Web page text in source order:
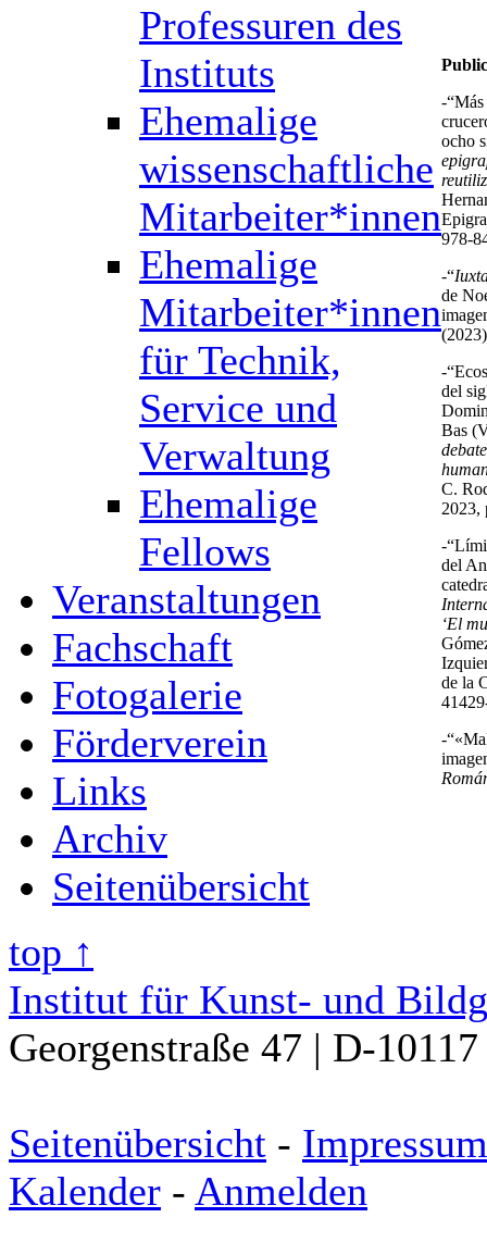
Professuren des
Instituts
Ehemalige
wissenschaftliche
Mitarbeiter*innen
Ehemalige
Mitarbeiter*innen
für Technik,
Service und
Verwaltung
Ehemalige
Fellows
Veranstaltungen
Fachschaft
Fotogalerie
Förderverein
Links
Archiv
Seitenübersicht
-
ocho
978-
-“
de
-
del
Bas
C.
2023,
-
del
‘El
de la
-
top ↑
Institut für Kunst- und
Georgenstraße 47 | D-
Seitenübersicht - Impressum
Kalender - Anmelden